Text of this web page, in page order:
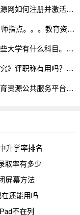
育资讯网-教育行业资讯百科大全
讯网-教育行业资讯百科大全
教育资讯网-教育行业资讯百科大全
讯网-教育行业资讯百科大全
到教育资讯网-教育行业资讯百科大全
升学率排名
取率有多少
屏幕方法
还能用吗
不在列